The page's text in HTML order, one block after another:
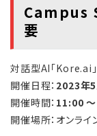
Campus
要
対話型AI「Kore.ai
開催日程： 2023年5
開催時間： 11:00
開催場所：オンライ